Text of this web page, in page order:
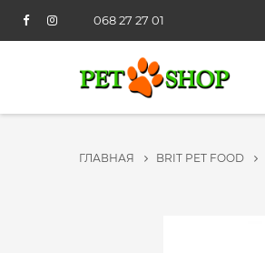
068 27 27 01
ГЛАВНАЯ BRIT PET FOOD